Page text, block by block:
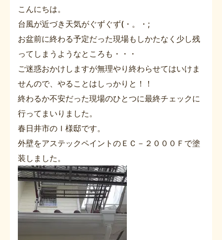
こんにちは。
台風が近づき天気がぐずぐず(・。・;
お盆前に終わる予定だった現場もしかたなく少し残
ってしまうようなところも・・・
ご迷惑おかけしますが無理やり終わらせてはいけま
せんので、やることはしっかりと！！
終わるか不安だった現場のひとつに最終チェックに
行ってまいりました。
春日井市のＩ様邸です。
外壁をアステックペイントのＥＣ－２０００Ｆで塗
装しました。